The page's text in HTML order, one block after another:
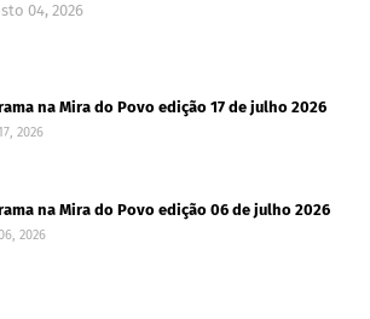
04, 2026
na Mira do Povo edição 17 de julho 2026
2026
na Mira do Povo edição 06 de julho 2026
2026